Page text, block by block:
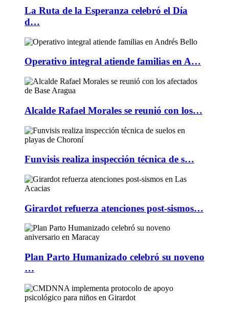
La Ruta de la Esperanza celebró el Día
d…
Operativo integral atiende familias en A…
Alcalde Rafael Morales se reunió con los…
Funvisis realiza inspección técnica de s…
Girardot refuerza atenciones post-sismos…
Plan Parto Humanizado celebró su noveno
…